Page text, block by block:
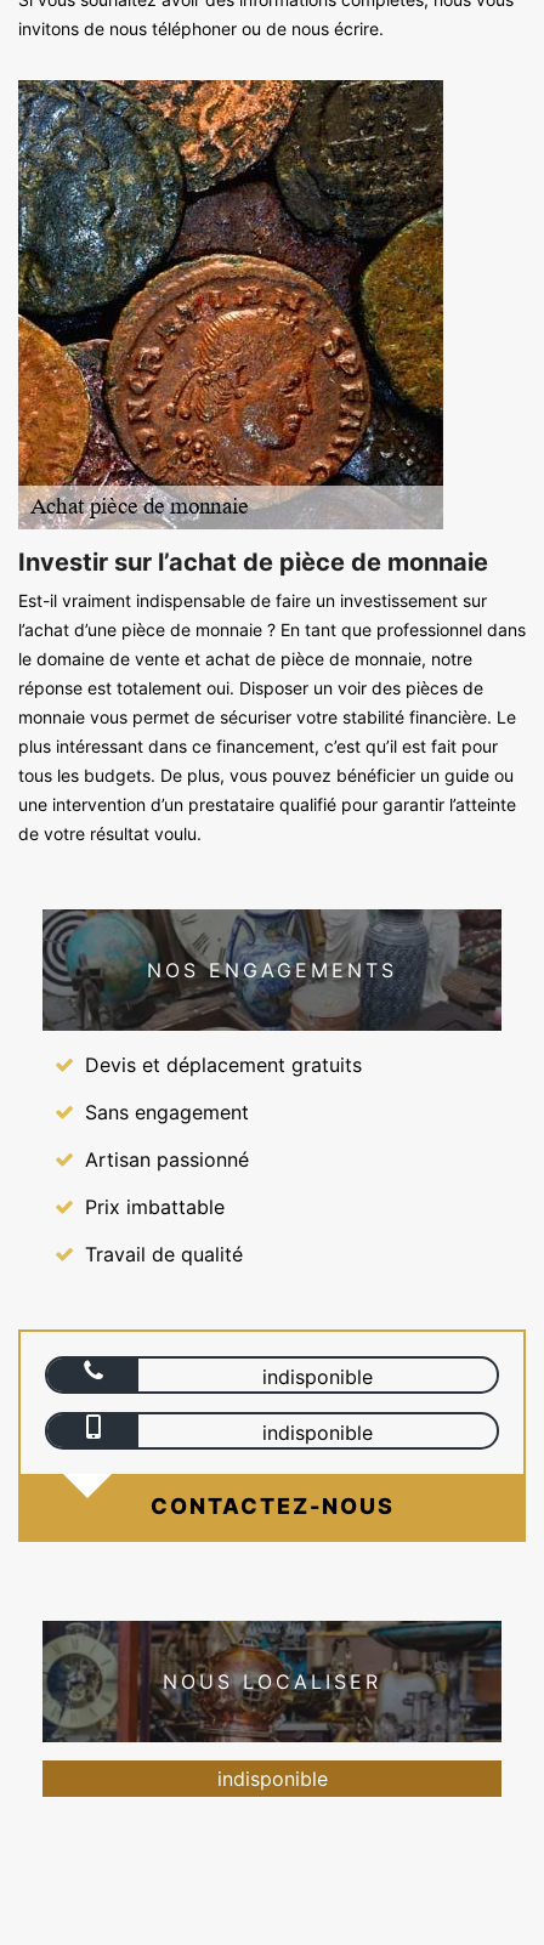
invitons de nous téléphoner ou de nous écrire.
Investir sur l’achat de pièce de monnaie
Est-il vraiment indispensable de faire un investissement sur
l’achat d’une pièce de monnaie ? En tant que professionnel dans
le domaine de vente et achat de pièce de monnaie, notre
réponse est totalement oui. Disposer un voir des pièces de
monnaie vous permet de sécuriser votre stabilité financière. Le
plus intéressant dans ce financement, c’est qu’il est fait pour
tous les budgets. De plus, vous pouvez bénéficier un guide ou
une intervention d’un prestataire qualifié pour garantir l’atteinte
de votre résultat voulu.
NOS ENGAGEMENTS
Devis et déplacement gratuits
Sans engagement
Artisan passionné
Prix imbattable
Travail de qualité
indisponible
indisponible
CONTACTEZ-NOUS
NOUS LOCALISER
indisponible